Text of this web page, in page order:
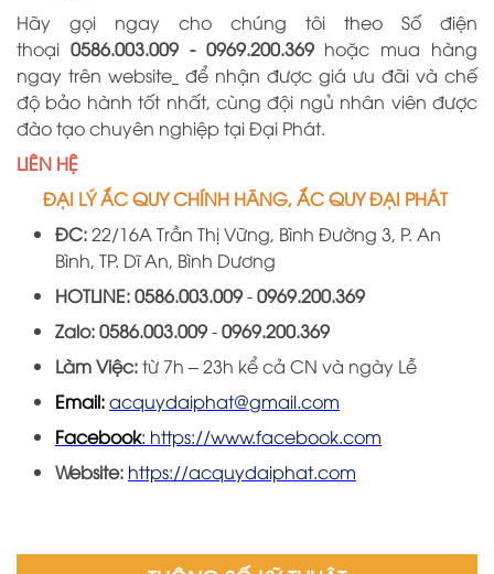
Hãy gọi ngay cho chúng tôi theo Số điện
thoại 0586.003.009 - 0969.200.369 hoặc mua hàng
ngay trên website để nhận được giá ưu đãi và chế
độ bảo hành tốt nhất, cùng đội ngủ nhân viên được
đào tạo chuyên nghiệp tạiĐại Phát.
LIÊN HỆ
ĐẠI LÝ ẮC QUY CHÍNH HÃNG, ẮC QUY ĐẠI PHÁT
ĐC:22/16A Trần Thị Vững, Bình Đường 3, P. An
Bình, TP. Dĩ An, Bình Dương
HOTLINE:0586.003.009-0969.200.369
Zalo:0586.003.009-0969.200.369
Làm Việc:từ 7h – 23h kể cả CN và ngày Lễ
Email:acquydaiphat@gmail.com
Facebook: https://www.facebook.com
Website: https://acquydaiphat.com